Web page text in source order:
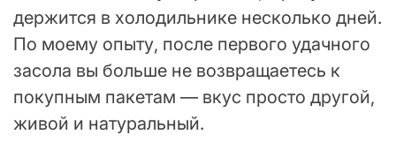
держится в холодильнике несколько дней.
По моему опыту, после первого удачного
засола вы больше не возвращаетесь к
покупным пакетам — вкус просто другой,
живой и натуральный.